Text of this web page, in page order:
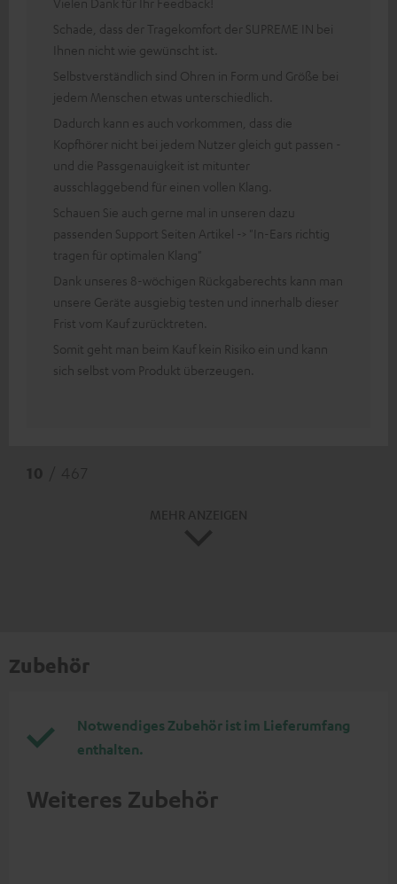
Schade, dass der Tragekomfort der SUPREME IN bei
Ihnen nicht wie gewünscht ist.
Selbstverständlich sind Ohren in Form und Größe bei
jedem Menschen etwas unterschiedlich.
Dadurch kann es auch vorkommen, dass die
Kopfhörer nicht bei jedem Nutzer gleich gut passen -
und die Passgenauigkeit ist mitunter
ausschlaggebend für einen vollen Klang.
Schauen Sie auch gerne mal in unseren dazu
passenden Support Seiten Artikel -> "In-Ears richtig
tragen für optimalen Klang"
Dank unseres 8-wöchigen Rückgaberechts kann man
unsere Geräte ausgiebig testen und innerhalb dieser
Frist vom Kauf zurücktreten.
Somit geht man beim Kauf kein Risiko ein und kann
sich selbst vom Produkt überzeugen.
Zubehör
Notwendiges Zubehör ist im Lieferumfang
enthalten.
Weiteres Zubehör